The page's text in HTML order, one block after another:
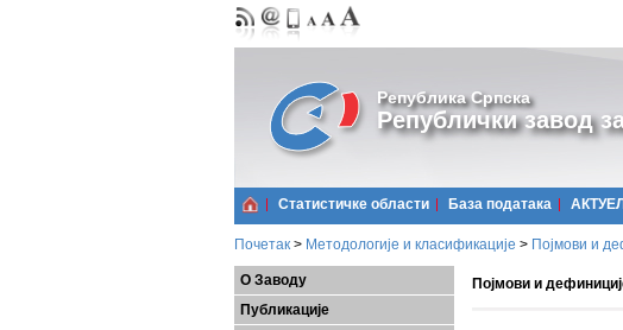
Република Српска
Републички завод
Статистичке области Базa података
Почетак > Методологије и класификације > Појмови и
О Заводу
Публикације
Појмови и